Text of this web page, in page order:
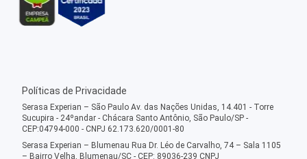
Políticas de Privacidade
Serasa Experian – São Paulo Av. das Nações Unidas, 14.401 - Torre
Sucupira - 24ºandar - Chácara Santo Antônio, São Paulo/SP -
CEP:04794-000 - CNPJ 62.173.620/0001-80
Serasa Experian – Blumenau Rua Dr. Léo de Carvalho, 74 – Sala 1105
– Bairro Velha, Blumenau/SC - CEP: 89036-239 CNPJ